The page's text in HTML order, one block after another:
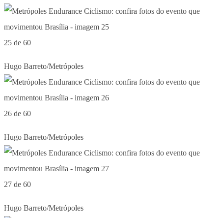
25 de 60
Hugo Barreto/Metrópoles
26 de 60
Hugo Barreto/Metrópoles
27 de 60
Hugo Barreto/Metrópoles